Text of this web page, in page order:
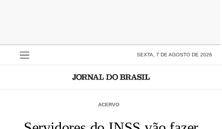
SEXTA, 7 DE AGOSTO DE 2026
ACERVO